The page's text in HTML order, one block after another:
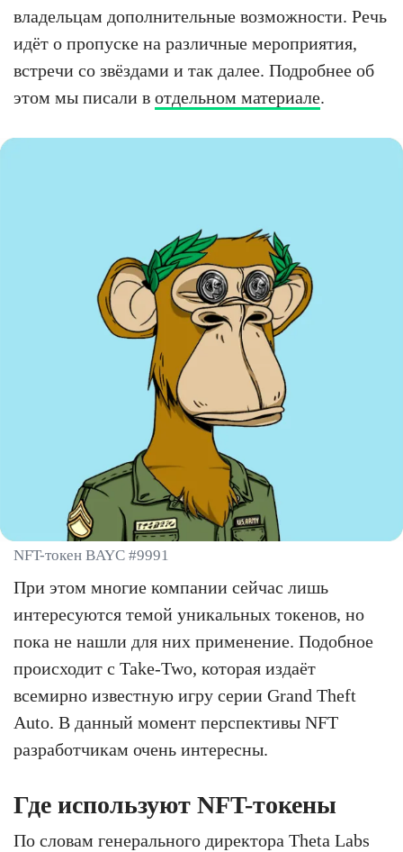
владельцам дополнительные возможности. Речь
идёт о пропуске на различные мероприятия,
встречи со звёздами и так далее. Подробнее об
этом мы писали в отдельном материале.
NFT-токен BAYC #9991
При этом многие компании сейчас лишь
интересуются темой уникальных токенов, но
пока не нашли для них применение. Подобное
происходит с Take-Two, которая издаёт
всемирно известную игру серии Grand Theft
Auto. В данный момент перспективы NFT
разработчикам очень интересны.
Где используют NFT-токены
По словам генерального директора Theta Labs